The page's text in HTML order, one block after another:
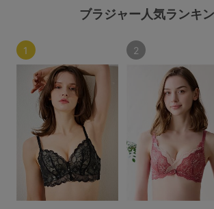
ブラジャー人気ランキ
1 2